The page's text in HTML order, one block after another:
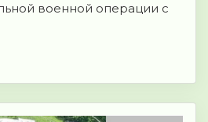
военной операции с